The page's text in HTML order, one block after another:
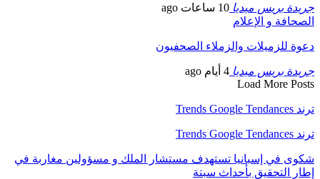
جريدة بريس ميديا 10 ساعات ago
الصحافة و الإعلام
دعوة للزميلات والزملاء الصحفيون
جريدة بريس ميديا 4 أيام ago
Load More Posts
ترند Trends Google Tendances
ترند Trends Google Tendances
شكوى في إسبانيا تستهدف مستشار الملك و مسؤولين مغاربة في
إطار التحقيق بأحداث سبتة